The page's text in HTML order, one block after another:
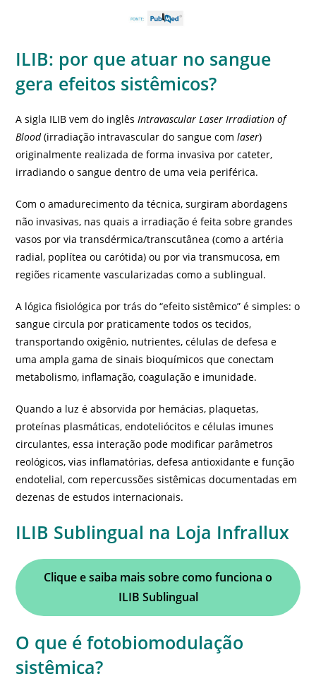
ILIB: por que atuar no sangue
gera efeitos sistêmicos?
A sigla ILIB vem do inglêsIntravascular Laser Irradiation of
Blood(irradiação intravascular do sangue comlaser)
originalmente realizada de forma invasiva por cateter,
irradiando o sangue dentro de uma veia periférica.
Com o amadurecimento da técnica, surgiram abordagens
não invasivas, nas quais a irradiação é feita sobre grandes
vasos por via transdérmica/transcutânea (como a artéria
radial, poplítea ou carótida) ou por via transmucosa, em
regiões ricamente vascularizadas como a sublingual.
A lógica fisiológica por trás do “efeito sistêmico” é simples: o
sangue circula por praticamente todos os tecidos,
transportando oxigênio, nutrientes, células de defesa e
uma ampla gama de sinais bioquímicos que conectam
metabolismo, inflamação, coagulação e imunidade.
Quando a luz é absorvida por hemácias, plaquetas,
proteínas plasmáticas, endoteliócitos e células imunes
circulantes, essa interação pode modificar parâmetros
reológicos, vias inflamatórias, defesa antioxidante e função
endotelial, com repercussões sistêmicas documentadas em
dezenas de estudos internacionais.
ILIB Sublingual na Loja Infrallux
Clique e saiba mais sobre como funciona o
ILIB Sublingual
O que é fotobiomodulação
sistêmica?